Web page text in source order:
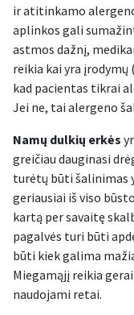
ir atitinkamo
aplinkos gali
astmos dažnį,
reikia kai yra
kad pacientas tikrai
Jei ne, tai alergeno
Namų dulkių erkės
greičiau dauginasi
turėtų būti šalinimas
geriausiai iš viso
kartą per savaitę
pagalvės turi būti
būti kiek galima
Miegamąjį reikia
naudojami retai.